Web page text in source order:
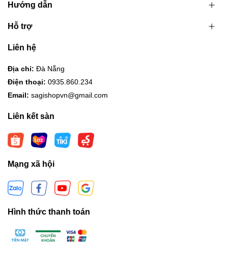
Hướng dẫn
Hỗ trợ
Liên hệ
Địa chỉ: Đà Nẵng
Điện thoại: 0935.860.234
Email: sagishopvn@gmail.com
Liên kết sàn
Mạng xã hội
Hình thức thanh toán